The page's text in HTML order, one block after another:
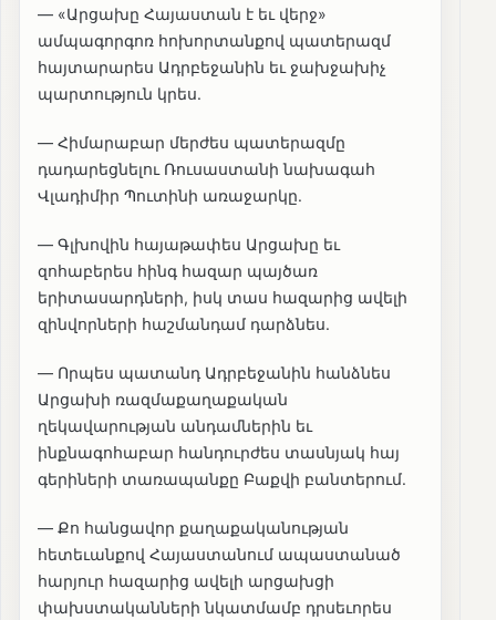
— «Արցախը Հայաստան է եւ վերջ»
ամպագորգոռ հոխորտանքով պատերազմ
հայտարարես Ադրբեջանին եւ ջախջախիչ
պարտություն կրես.
— Հիմարաբար մերժես պատերազմը
դադարեցնելու Ռուսաստանի նախագահ
Վլադիմիր Պուտինի առաջարկը.
— Գլխովին հայաթափես Արցախը եւ
զոհաբերես հինգ հազար պայծառ
երիտասարդների, իսկ տաս հազարից ավելի
զինվորների հաշմանդամ դարձնես.
— Որպես պատանդ Ադրբեջանին հանձնես
Արցախի ռազմաքաղաքական
ղեկավարության անդամներին եւ
ինքնագոհաբար հանդուրժես տասնյակ հայ
գերիների տառապանքը Բաքվի բանտերում.
— Քո հանցավոր քաղաքականության
հետեւանքով Հայաստանում ապաստանած
հարյուր հազարից ավելի արցախցի
փախստականների նկատմամբ դրսեւորես